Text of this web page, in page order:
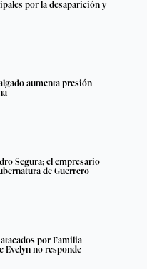
por la desaparición y
aumenta presión
Segura; el empresario
de Guerrero
por Familia
Evelyn no responde